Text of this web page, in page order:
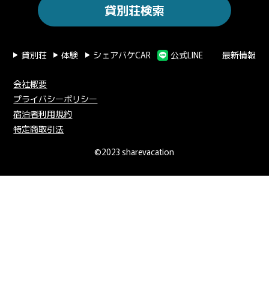
貸別荘検索
貸別荘 体験 シェアバケCAR 公式LINE 最新情報
会社概要
プライバシーポリシー
宿泊者利用規約
特定商取引法
©2023 sharevacation